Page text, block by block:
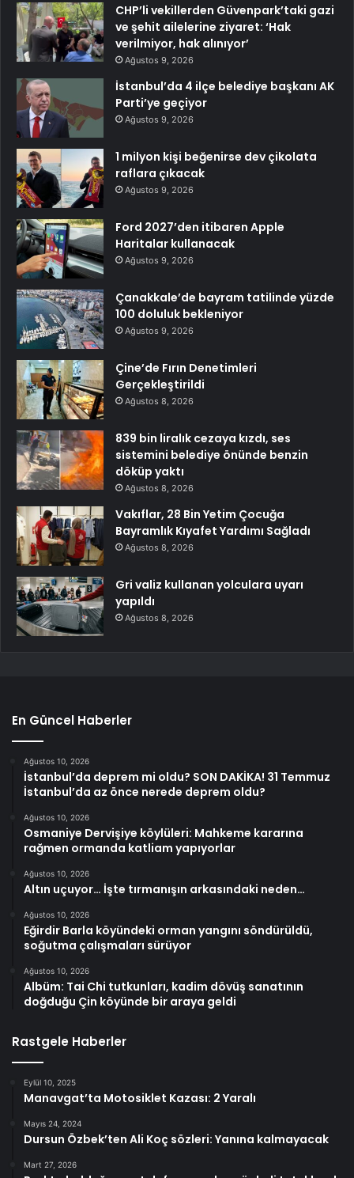
CHP’li vekillerden Güvenpark’taki gazi
ve şehit ailelerine ziyaret: ‘Hak
verilmiyor, hak alınıyor’
Ağustos 9, 2026
İstanbul’da 4 ilçe belediye başkanı AK
Parti’ye geçiyor
Ağustos 9, 2026
1 milyon kişi beğenirse dev çikolata
raflara çıkacak
Ağustos 9, 2026
Ford 2027’den itibaren Apple
Haritalar kullanacak
Ağustos 9, 2026
Çanakkale’de bayram tatilinde yüzde
100 doluluk bekleniyor
Ağustos 9, 2026
Çine’de Fırın Denetimleri
Gerçekleştirildi
Ağustos 8, 2026
839 bin liralık cezaya kızdı, ses
sistemini belediye önünde benzin
döküp yaktı
Ağustos 8, 2026
Vakıflar, 28 Bin Yetim Çocuğa
Bayramlık Kıyafet Yardımı Sağladı
Ağustos 8, 2026
Gri valiz kullanan yolculara uyarı
yapıldı
Ağustos 8, 2026
En Güncel Haberler
Ağustos 10, 2026
İstanbul’da deprem mi oldu? SON DAKİKA! 31 Temmuz
İstanbul’da az önce nerede deprem oldu?
Ağustos 10, 2026
Osmaniye Dervişiye köylüleri: Mahkeme kararına
rağmen ormanda katliam yapıyorlar
Ağustos 10, 2026
Altın uçuyor… İşte tırmanışın arkasındaki neden…
Ağustos 10, 2026
Eğirdir Barla köyündeki orman yangını söndürüldü,
soğutma çalışmaları sürüyor
Ağustos 10, 2026
Albüm: Tai Chi tutkunları, kadim dövüş sanatının
doğduğu Çin köyünde bir araya geldi
Rastgele Haberler
Eylül 10, 2025
Manavgat’ta Motosiklet Kazası: 2 Yaralı
Mayıs 24, 2024
Dursun Özbek’ten Ali Koç sözleri: Yanına kalmayacak
Mart 27, 2026